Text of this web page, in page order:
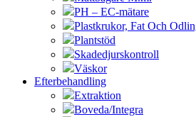
PH – EC-mätare
Plastkrukor, Fat Och
Plantstöd
Skadedjurskontroll
Väskor
Efterbehandling
Extraktion
Boveda/Integra